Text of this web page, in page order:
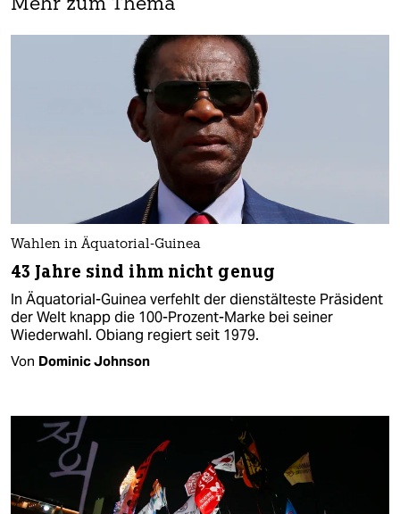
Mehr zum Thema
Wahlen in Äquatorial-Guinea
43 Jahre sind ihm nicht genug
In Äquatorial-Guinea verfehlt der dienstälteste Präsident
der Welt knapp die 100-Prozent-Marke bei seiner
Wiederwahl. Obiang regiert seit 1979.
Von Dominic Johnson